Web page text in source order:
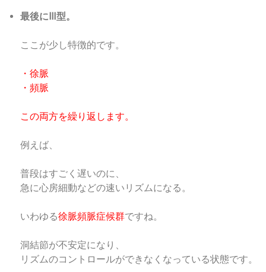
最後にⅢ型。
ここが少し特徴的です。
・徐脈
・頻脈
この両方を繰り返します。
例えば、
普段はすごく遅いのに、
急に心房細動などの速いリズムになる。
いわゆる徐脈頻脈症候群ですね。
洞結節が不安定になり、
リズムのコントロールができなくなっている状態です。